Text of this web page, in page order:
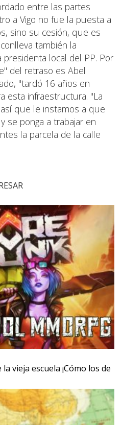
entre las partes
a Vigo no fue la puesta a
sino su cesión, que es
también la
local del PP. Por
del retraso es Abel
"tardó 16 años en
esta infraestructura. "La
que le instamos a que
se ponga a trabajar en
la parcela de la calle
vieja escuela ¡Cómo los de